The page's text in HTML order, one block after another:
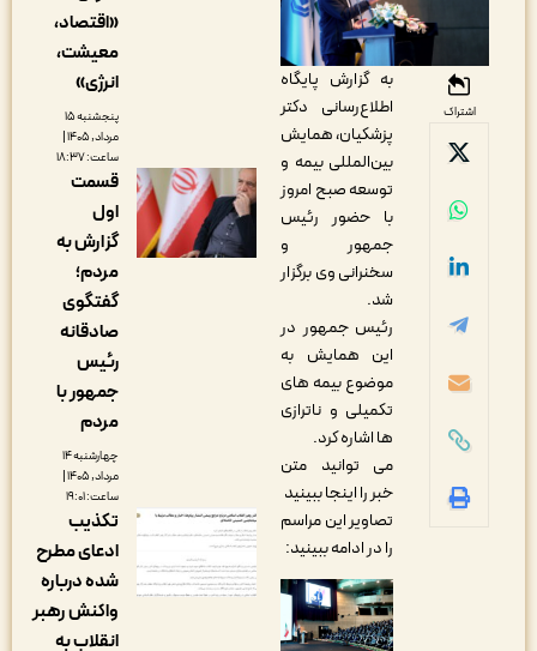
به گزارش پایگاه
اطلاع‌رسانی دکتر
پزشکیان، همایش
بین‌المللی بیمه و
توسعه صبح امروز
با حضور رئیس
جمهور و
سخنرانی وی برگزار
رئیس جمهور در
این همایش به
موضوع بیمه های
تکمیلی و ناترازی
ها اشاره کرد.
می توانید متن
اینجاببینید
تصاویر این مراسم
را در ادامه ببینید:
«اقتصاد،
معیشت،
پنجشنبه ۱۵
مرداد, ۱۴۰۵ |
قسمت
اول
گزارش به
گفتگوی
صادقانه
جمهور با
چهارشنبه ۱۴
مرداد, ۱۴۰۵ |
تکذیب
ادعای مطرح
شده درباره
واکنش رهبر
انقلاب به